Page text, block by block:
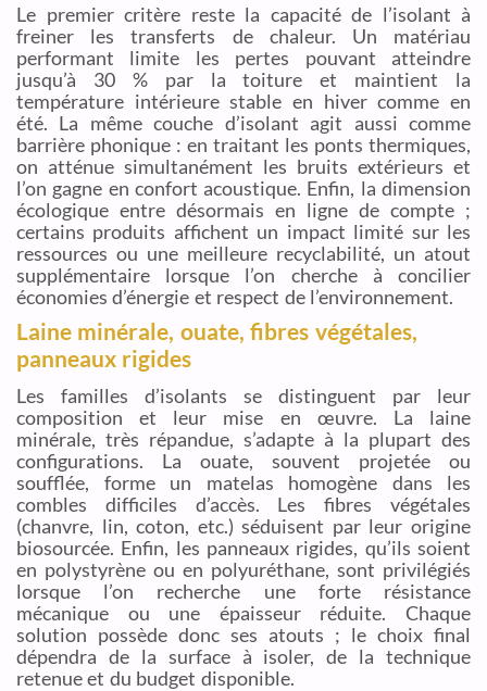
Le premier critère reste la capacité de l’isolant à
freiner les transferts de chaleur. Un matériau
performant limite les pertes pouvant atteindre
jusqu’à 30 % par la toiture et maintient la
température intérieure stable en hiver comme en
été. La même couche d’isolant agit aussi comme
barrière phonique : en traitant les ponts thermiques,
on atténue simultanément les bruits extérieurs et
l’on gagne en confort acoustique. Enfin, la dimension
écologique entre désormais en ligne de compte ;
certains produits affichent un impact limité sur les
ressources ou une meilleure recyclabilité, un atout
supplémentaire lorsque l’on cherche à concilier
économies d’énergie et respect de l’environnement.
Laine minérale, ouate, fibres végétales,
panneaux rigides
Les familles d’isolants se distinguent par leur
composition et leur mise en œuvre. La laine
minérale, très répandue, s’adapte à la plupart des
configurations. La ouate, souvent projetée ou
soufflée, forme un matelas homogène dans les
combles difficiles d’accès. Les fibres végétales
(chanvre, lin, coton, etc.) séduisent par leur origine
biosourcée. Enfin, les panneaux rigides, qu’ils soient
en polystyrène ou en polyuréthane, sont privilégiés
lorsque l’on recherche une forte résistance
mécanique ou une épaisseur réduite. Chaque
solution possède donc ses atouts ; le choix final
dépendra de la surface à isoler, de la technique
retenue et du budget disponible.